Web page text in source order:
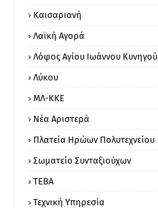
Καισαριανή
Λαϊκή Αγορά
Λόφος Αγίου Ιωάννου Κυνηγού
Λύκου
ΜΛ-ΚΚΕ
Νέα Αριστερά
Πλατεία Ηρώων Πολυτεχνείου
Σωματείο Συνταξιούχων
ΤΕΒΑ
Τεχνική Υπηρεσία